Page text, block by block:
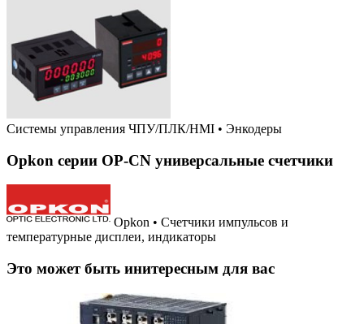
Системы управления ЧПУ/ПЛК/HMI • Энкодеры
Opkon серии OP-CN универсальные счетчики
Opkon • Счетчики импульсов и
температурные дисплеи, индикаторы
Это может быть инитересным для вас